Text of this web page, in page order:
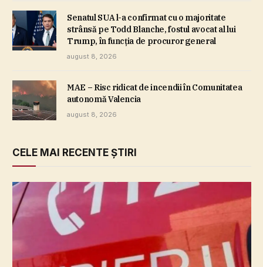
Senatul SUA l-a confirmat cu o majoritate
strânsă pe Todd Blanche, fostul avocat al lui
Trump, în funcţia de procuror general
august 8, 2026
MAE – Risc ridicat de incendii în Comunitatea
autonomă Valencia
august 8, 2026
CELE MAI RECENTE ȘTIRI